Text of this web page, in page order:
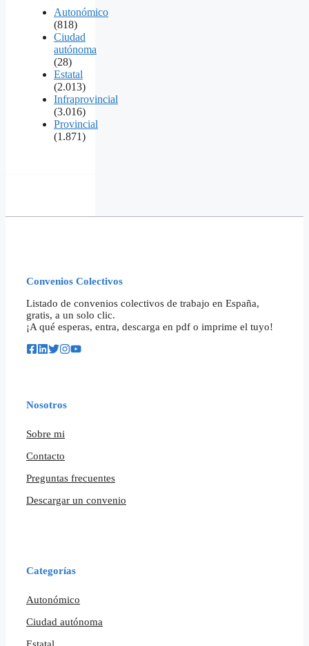
Autonómico
(818)
Ciudad
autónoma
(28)
Estatal
(2.013)
Infraprovincial
(3.016)
Provincial
(1.871)
Convenios Colectivos
Listado de convenios colectivos de trabajo en España,
gratis, a un solo clic.
¡A qué esperas, entra, descarga en pdf o imprime el tuyo!
Nosotros
Sobre mi
Contacto
Preguntas frecuentes
Descargar un convenio
Categorías
Autonómico
Ciudad autónoma
Estatal